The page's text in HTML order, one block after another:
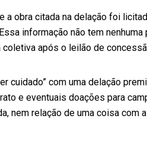
a obra citada na delação foi
informação não tem
após o leilão de
cuidado” com uma delação
e eventuais doações para
nem relação de uma coisa com a